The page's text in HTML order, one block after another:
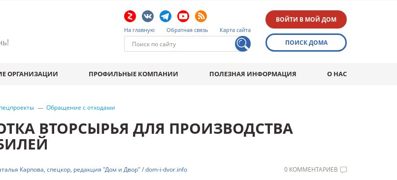
На главную Обратная связь Карта сайта
ВОЙТИ В МОЙ ДОМ
ПОИСК ДОМА
ОРГАНИЗАЦИИ ПРОФИЛЬНЫЕ КОМПАНИИ ПОЛЕЗНАЯ ИНФОРМАЦИЯ О НАС
Обращение с отходами
ВТОРСЫРЬЯ ДЛЯ ПРОИЗВОДСТВА
Карпова, спецкор, редакция "Дом и Двор" / dom-i-dvor.info 0 КОММЕНТАРИЕВ